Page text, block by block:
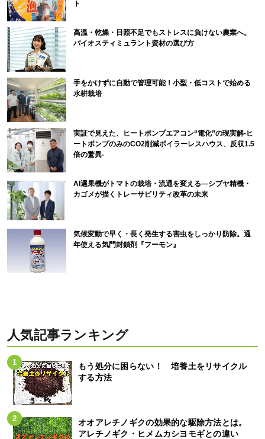
ト
高温・乾燥・日照不足でもストレスに負けない農業へ。
バイオスティミュラント資材の選び方
手をかけずに自動で管理可能！小型・低コストで始める
水耕栽培
実証で見えた、ヒートポンプエアコン“電化”の現実解-ヒ
ートポンプのみのCO2削減ボイラーレスハウス、反収1.5
倍の驚異-
AI選果機がトマトの栽培・流通を変える―シブヤ精機・
カゴメが描くトレーサビリティ改革の未来
気候変動で早く・長く発生する害虫をしっかり防除。通
年使える気門封鎖剤『フーモン』
人気記事ランキング
もう処分に困らない！ 培養土をリサイクル
する方法
オオアレチノギクの効果的な駆除方法とは。
アレチノギク・ヒメムカシヨモギとの違い